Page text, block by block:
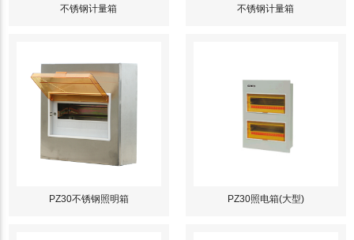
不锈钢计量箱 不锈钢计量箱
PZ30不锈钢照明箱 PZ30照电箱(大型)